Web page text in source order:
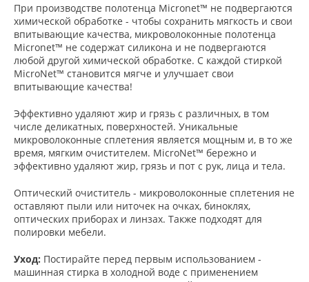
При производстве полотенца Micronet™ не подвергаются
химической обработке - чтобы сохранить мягкость и свои
впитывающие качества, микроволоконные полотенца
Micronet™ не содержат силикона и не подвергаются
любой другой химической обработке. С каждой стиркой
MicroNet™ становится мягче и улучшает свои
впитывающие качества!
Эффективно удаляют жир и грязь с различных, в том
числе деликатных, поверхностей. Уникальные
микроволоконные сплетения является мощным и, в то же
время, мягким очистителем. MicroNet™ бережно и
эффективно удаляют жир, грязь и пот с рук, лица и тела.
Оптический очиститель - микроволоконные сплетения не
оставляют пыли или ниточек на очках, биноклях,
оптических приборах и линзах. Также подходят для
полировки мебели.
Уход: Постирайте перед первым использованием -
машинная стирка в холодной воде с применением